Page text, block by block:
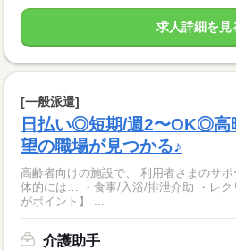
求人詳細を見
[一般派遣]
日払い◎短期/週2〜OK◎高
望の職場が見つかる♪
高齢者向けの施設で、 利用者さまのサポー
体的には… ・食事/入浴/排泄介助 ・レクリ
がポイント】 ...
介護助手